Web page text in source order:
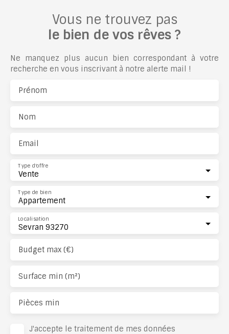
Vous ne trouvez pas
le bien de vos rêves ?
Ne manquez plus aucun bien correspondant à votre
recherche en vous inscrivant à notre alerte mail !
Prénom
Nom
Email
Vente
Type d'offre
Appartement
Type de bien
Sevran 93270
Localisation
Budget max (€)
Surface min (m²)
Pièces min
J'accepte le traitement de mes données